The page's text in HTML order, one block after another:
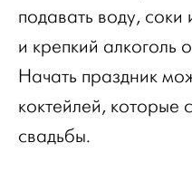
подавать воду,
и крепкий алкоголь
Начать праздник
коктейлей, которые
свадьбы.